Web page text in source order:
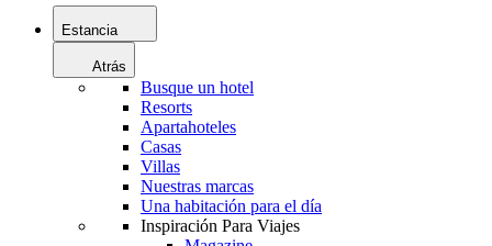
Estancia
Atrás
Busque un hotel
Resorts
Apartahoteles
Casas
Villas
Nuestras marcas
Una habitación para el día
Inspiración Para Viajes